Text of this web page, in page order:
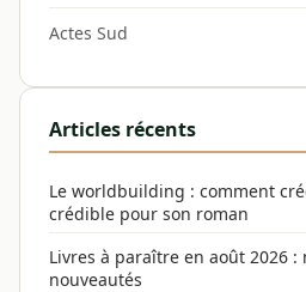
Actes Sud
Articles récents
Le worldbuilding : comment
crédible pour son roman
Livres à paraître en août 2026 :
nouveautés